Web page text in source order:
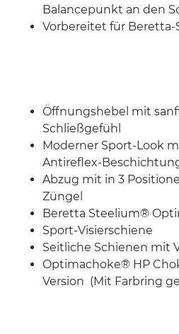
Balancepunkt an den
Vorbereitet für Beretta-
Öffnungshebel mit
Schließgefühl
Moderner Sport-Look
Antireflex-
Abzug mit in 3
Züngel
Beretta Steelium®
Sport-Visierschiene
Seitliche Schienen mit
Optimachoke® HP
Version (Mit Farbring